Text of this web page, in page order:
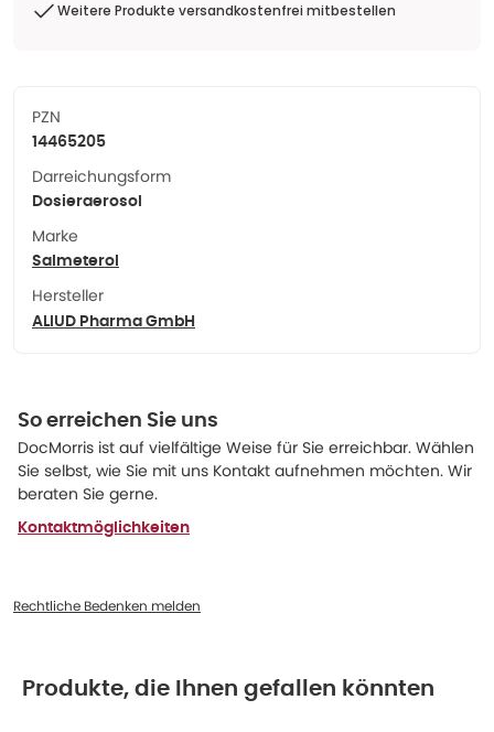
Weitere Produkte versandkostenfrei mitbestellen
PZN
14465205
Darreichungsform
Dosieraerosol
Marke
Salmeterol
Hersteller
ALIUD Pharma GmbH
So erreichen Sie uns
DocMorris ist auf vielfältige Weise für Sie erreichbar. Wählen
Sie selbst, wie Sie mit uns Kontakt aufnehmen möchten. Wir
beraten Sie gerne.
Kontaktmöglichkeiten
Rechtliche Bedenken melden
Produkte, die Ihnen gefallen könnten